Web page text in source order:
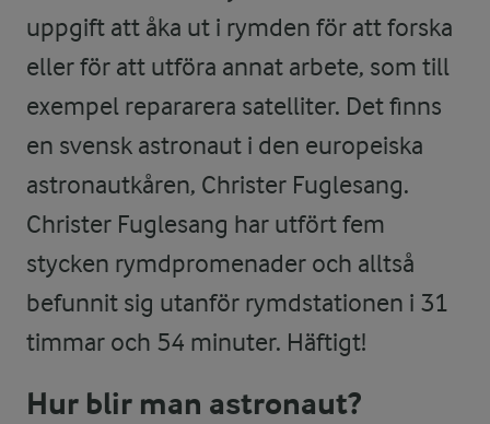
uppgift att åka ut i rymden för att forska
eller för att utföra annat arbete, som till
exempel repararera satelliter. Det finns
en svensk astronaut i den europeiska
astronautkåren, Christer Fuglesang.
Christer Fuglesang har utfört fem
stycken rymdpromenader och alltså
befunnit sig utanför rymdstationen i 31
timmar och 54 minuter. Häftigt!
Hur blir man astronaut?